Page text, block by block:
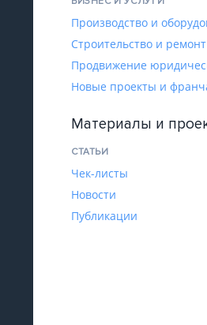
Производство и
Строительство и ремонт
Продвижение
Новые проекты и
Материалы и
СТАТЬИ
Чек-листы
Новости
Публикации